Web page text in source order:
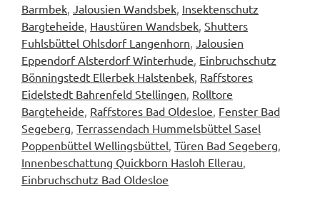
Barmbek
Jalousien Wandsbek Insektenschutz
Bargteheide Haustüren Wandsbek Shutters
Fuhlsbüttel Ohlsdorf Langenhorn
Jalousien
Eppendorf Alsterdorf Winterhude Einbruchschutz
Bönningstedt Ellerbek Halstenbek Raffstores
Eidelstedt Bahrenfeld Stellingen Rolltore
Bargteheide Raffstores Bad Oldesloe Fenster Bad
Segeberg Terrassendach Hummelsbüttel Sasel
Poppenbüttel Wellingsbüttel Türen Bad Segeberg
Innenbeschattung Quickborn Hasloh Ellerau
Einbruchschutz Bad Oldesloe